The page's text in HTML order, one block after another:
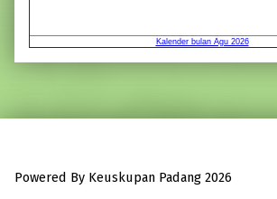
Powered By Keuskupan Padang 2026